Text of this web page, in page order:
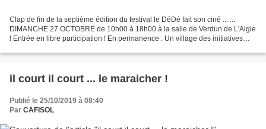
Clap de fin de la septième édition du festival le DéDé fait son ciné ... ...
DIMANCHE 27 OCTOBRE de 10h00 à 18h00 à la salle de Verdun de L'Aigle
! Entrée en libre participation ! En permanence : Un village des initiatives
il court il court ... le maraicher !
Publié le 25/10/2019 à 08:40
Par CAFISOL